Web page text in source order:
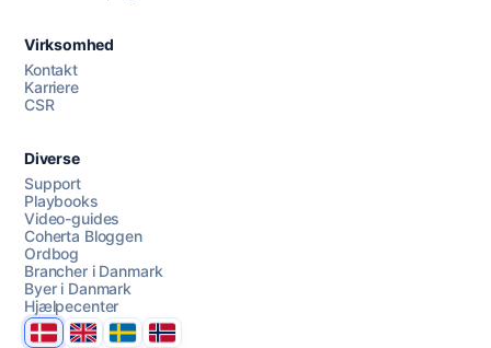
AI Campaign Assist
Virksomhed
Kontakt
Karriere
CSR
Diverse
Support
Playbooks
Video-guides
Coherta Bloggen
Ordbog
Brancher i Danmark
Byer i Danmark
Hjælpecenter
DanmarkUnited Kingdom
SverigeNorge